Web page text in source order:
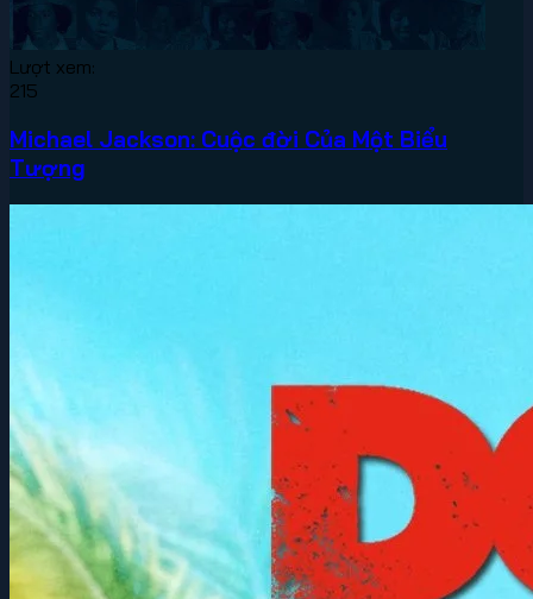
Lượt xem:
215
Michael Jackson: Cuộc đời Của Một Biểu
Tượng